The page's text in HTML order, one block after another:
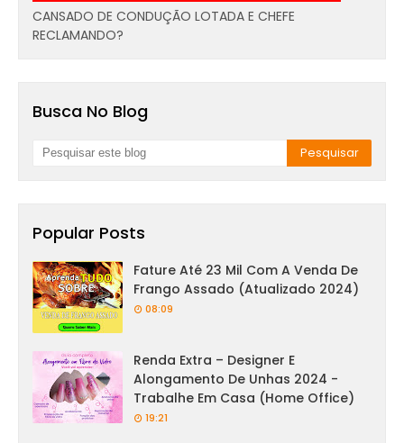
CANSADO DE CONDUÇÃO LOTADA E CHEFE
RECLAMANDO?
Busca No Blog
Popular Posts
Fature Até 23 Mil Com A Venda De
Frango Assado (Atualizado 2024)
08:09
Renda Extra – Designer E
Alongamento De Unhas 2024 -
Trabalhe Em Casa (Home Office)
19:21